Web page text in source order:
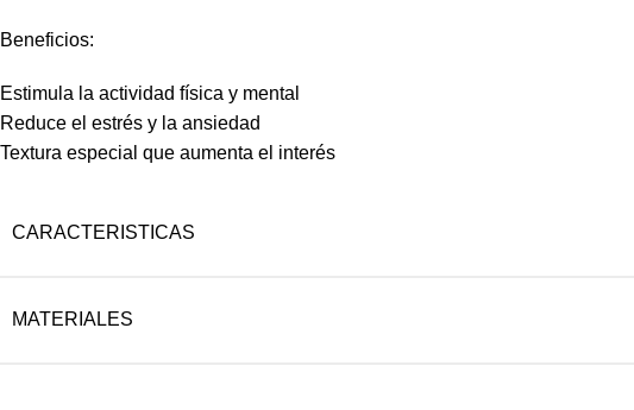
Beneficios:
Estimula la actividad física y mental
Reduce el estrés y la ansiedad
Textura especial que aumenta el interés
CARACTERISTICAS
MATERIALES